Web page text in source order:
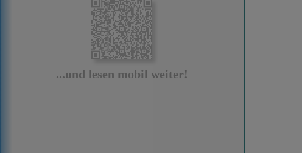
...und lesen mobil weiter!